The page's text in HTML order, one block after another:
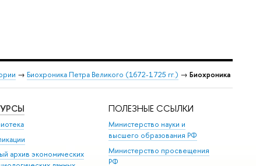
→ Биохроника Петра Великого (1672-1725 гг.) → Биохроника
архив экономических
ПОЛЕЗНЫЕ ССЫЛКИ
Министерство науки и
высшего образования РФ
Министерство просвещения
РФ